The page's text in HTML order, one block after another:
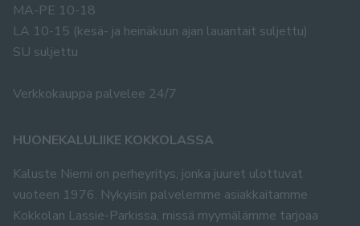
MA-PE 10-18
LA 10-15 (kesä- ja heinäkuun ajan lauantait suljettu)
SU suljettu
Verkkokauppa palvelee 24/7
HUONEKALULIIKE KOKKOLASSA
Kaluste Niemi on perheyritys, jonka juuret ulottuvat
vuoteen 1976. Nykyisin palvelemme asiakkaitamme
Kokkolan Lassie-Parkissa, missä myymälämme tarjoaa